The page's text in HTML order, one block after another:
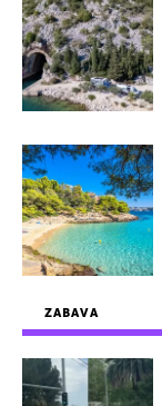
ZABAVA